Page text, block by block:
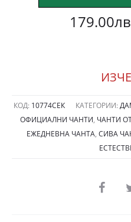
179.00
КОД: 10774СЕК КАТЕГОРИИ:
ОФИЦИАЛНИ ЧАНТИ, ЧАНТИ
ЕЖЕДНЕВНА ЧАНТА, СИВА
SHARE